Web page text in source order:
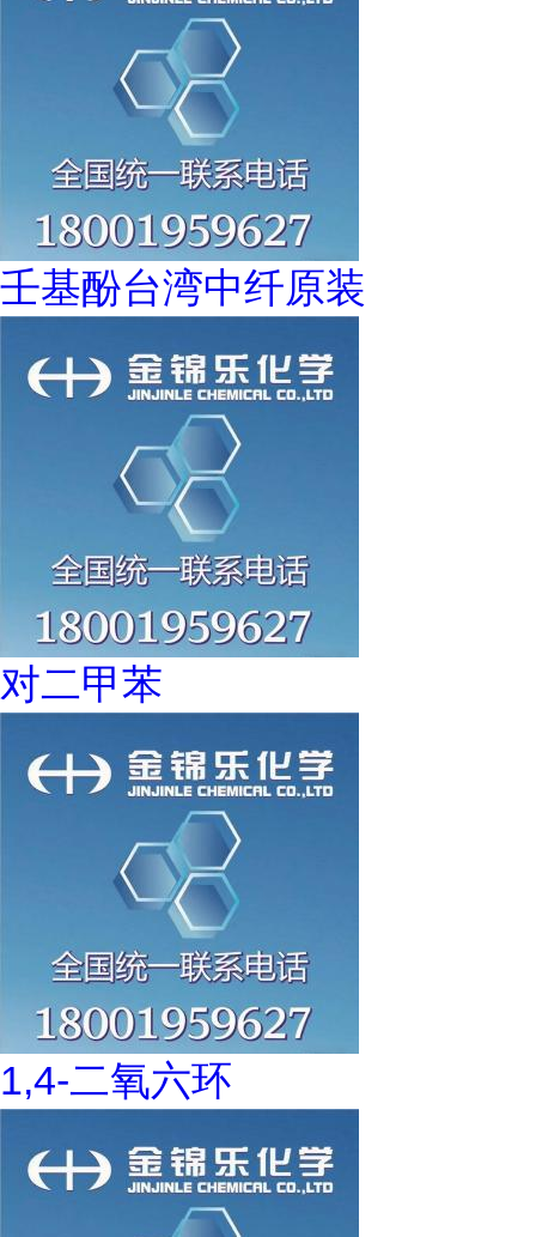
壬基酚台湾中纤原装
对二甲苯
1,4-二氧六环